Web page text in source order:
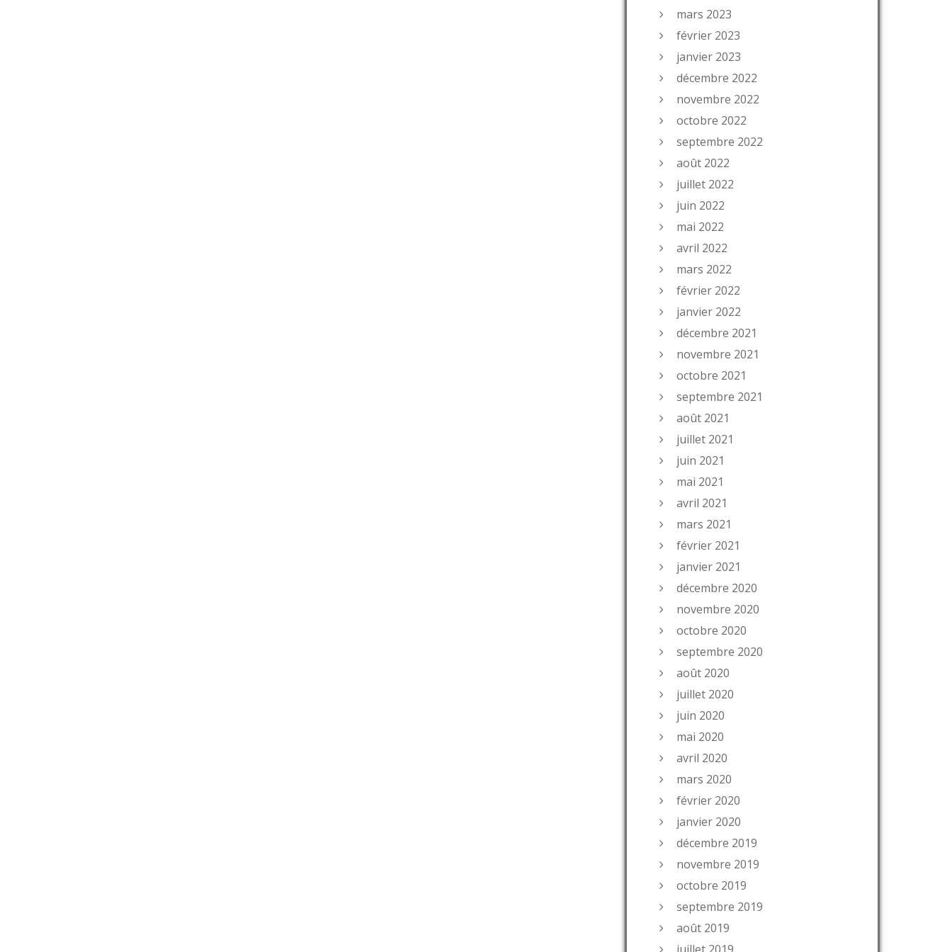
mars 2023
février 2023
janvier 2023
décembre 2022
novembre 2022
octobre 2022
septembre 2022
août 2022
juillet 2022
juin 2022
mai 2022
avril 2022
mars 2022
février 2022
janvier 2022
décembre 2021
novembre 2021
octobre 2021
septembre 2021
août 2021
juillet 2021
juin 2021
mai 2021
avril 2021
mars 2021
février 2021
janvier 2021
décembre 2020
novembre 2020
octobre 2020
septembre 2020
août 2020
juillet 2020
juin 2020
mai 2020
avril 2020
mars 2020
février 2020
janvier 2020
décembre 2019
novembre 2019
octobre 2019
septembre 2019
août 2019